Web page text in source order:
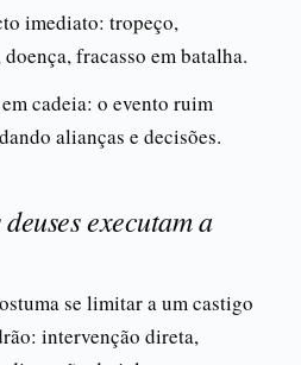
imediato: tropeço,
fracasso em batalha.
cadeia: o evento ruim
alianças e decisões.
executam a
se limitar a um castigo
intervenção direta,